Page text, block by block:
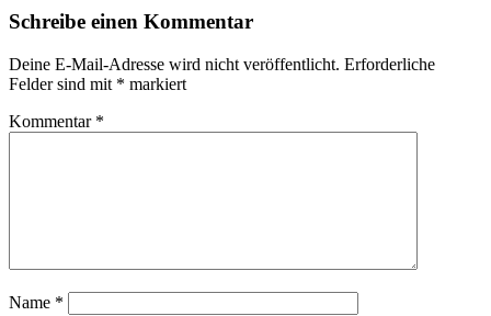
Schreibe einen Kommentar
Deine E-Mail-Adresse wird nicht veröffentlicht. Erforderliche
Felder sind mit * markiert
Kommentar *
Name *